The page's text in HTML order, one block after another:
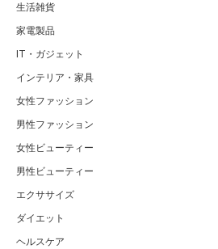
生活雑貨
家電製品
IT・ガジェット
インテリア・家具
女性ファッション
男性ファッション
女性ビューティー
男性ビューティー
エクササイズ
ダイエット
ヘルスケア